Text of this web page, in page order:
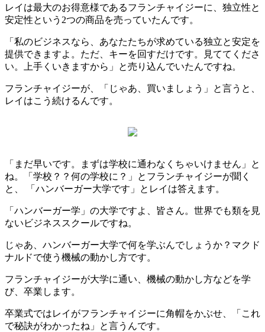
レイは最大のお得意様であるフランチャイジーに、独立性と
安定性という2つの商品を売っていたんです。
「私のビジネスなら、あなたたちが求めている独立と安定を
提供できますよ。ただ、キーを回すだけです。見ててくださ
い。上手くいきますから」と売り込んでいたんですね。
フランチャイジーが、「じゃあ、買いましょう」と言うと、
レイはこう続けるんです。
「まだ早いです。まずは学校に通わなくちゃいけません」と
ね。「学校？？何の学校に？」とフランチャイジーが聞く
と、 「ハンバーガー大学です」とレイは答えます。
「ハンバーガー学」の大学ですよ、皆さん。世界でも類を見
ないビジネススクールですね。
じゃあ、ハンバーガー大学で何を学ぶんでしょうか？マクド
ナルドで使う機械の動かし方です。
フランチャイジーが大学に通い、機械の動かし方などを学
び、卒業します。
卒業式ではレイがフランチャイジーに角帽をかぶせ、「これ
で秘訣がわかったね」と言うんです。